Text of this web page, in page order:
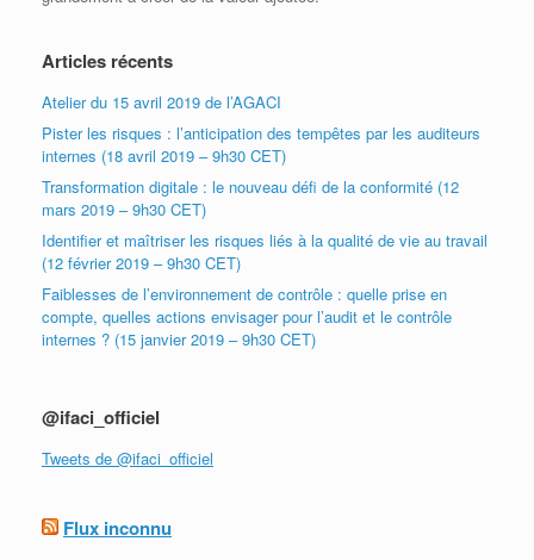
Articles récents
Atelier du 15 avril 2019 de l’AGACI
Pister les risques : l’anticipation des tempêtes par les auditeurs
internes (18 avril 2019 – 9h30 CET)
Transformation digitale : le nouveau défi de la conformité (12
mars 2019 – 9h30 CET)
Identifier et maîtriser les risques liés à la qualité de vie au travail
(12 février 2019 – 9h30 CET)
Faiblesses de l’environnement de contrôle : quelle prise en
compte, quelles actions envisager pour l’audit et le contrôle
internes ? (15 janvier 2019 – 9h30 CET)
@ifaci_officiel
Tweets de @ifaci_officiel
Flux inconnu